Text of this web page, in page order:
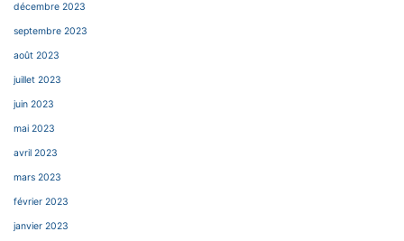
décembre 2023
septembre 2023
août 2023
juillet 2023
juin 2023
mai 2023
avril 2023
mars 2023
février 2023
janvier 2023